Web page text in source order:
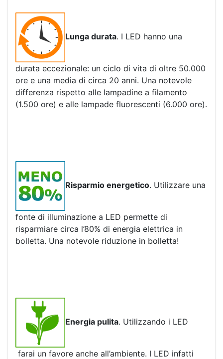
Lunga durata. I LED hanno una
durata eccezionale: un ciclo di vita di oltre 50.000
ore e una media di circa 20 anni. Una notevole
differenza rispetto alle lampadine a filamento
(1.500 ore) e alle lampade fluorescenti (6.000 ore).
Risparmio energetico. Utilizzare una
fonte di illuminazione a LED permette di
risparmiare circa l’80% di energia elettrica in
bolletta. Una notevole riduzione in bolletta!
Energia pulita. Utilizzando i LED
farai un favore anche all’ambiente. I LED infatti